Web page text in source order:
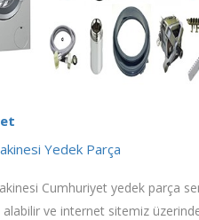
Yedek Parça
Cumhuriyet yedek parça
alabilir ve internet sitemiz